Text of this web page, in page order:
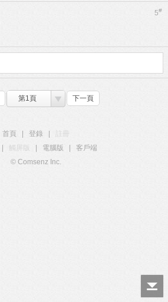
5#
第1頁 下一頁
首頁 登錄
觸屏版 電腦版
客戶端
© Comsenz Inc.